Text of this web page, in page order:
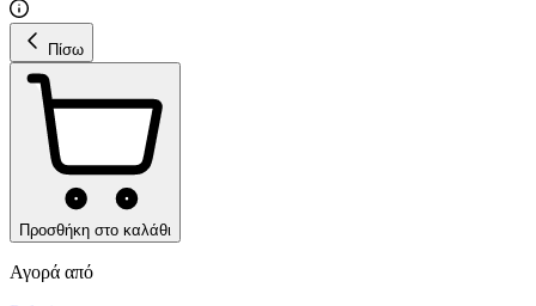
Πίσω
Προσθήκη στο καλάθι
Αγορά από